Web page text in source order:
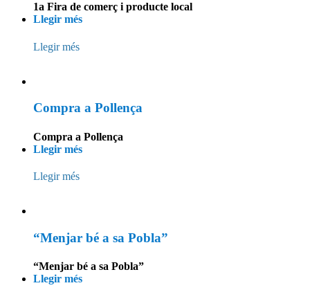
1a Fira de comerç i producte local
Llegir més
Llegir més
Compra a Pollença
Compra a Pollença
Llegir més
Llegir més
“Menjar bé a sa Pobla”
“Menjar bé a sa Pobla”
Llegir més